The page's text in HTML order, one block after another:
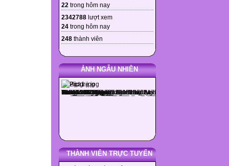
22 trong hôm nay
2342788 lượt xem
24 trong hôm nay
248 thành viên
ẢNH NGẪU NHIÊN
THÀNH VIÊN TRỰC TUYẾN